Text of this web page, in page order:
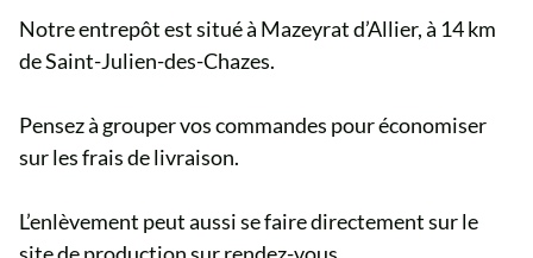
Notre entrepôt est situé à Mazeyrat d’Allier, à 14 km
de Saint-Julien-des-Chazes.
Pensez à grouper vos commandes pour économiser
sur les frais de livraison.
L’enlèvement peut aussi se faire directement sur le